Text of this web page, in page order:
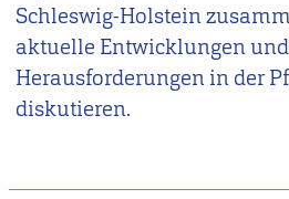
Schleswig-Holstein
aktuelle Entwicklungen und
Herausforderungen in der
diskutieren.